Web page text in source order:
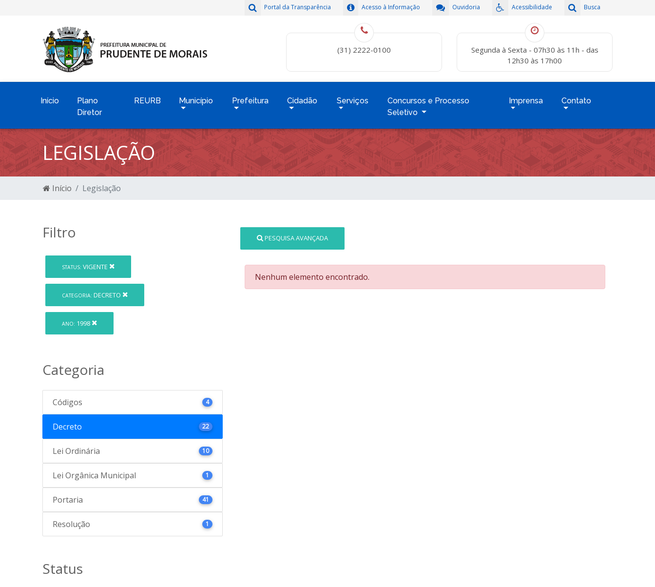
Busca
Acessibilidade
Ouvidoria
Acesso à Informação
Portal da Transparência
(31) 2222-0100
Segunda à Sexta - 07h30 às 11h - das
12h30 às 17h00
Início
Plano
Diretor
REURB Município Prefeitura Cidadão Serviços
Concursos e Processo
Seletivo
Imprensa Contato
LEGISLAÇÃO
Início Legislação
Filtro
STATUS: VIGENTE
CATEGORIA: DECRETO
ANO: 1998
Categoria
Códigos 4
Decreto 22
Lei Ordinária 10
Lei Orgânica Municipal 1
Portaria 41
Resolução 1
Status
PESQUISA AVANÇADA
Nenhum elemento encontrado.